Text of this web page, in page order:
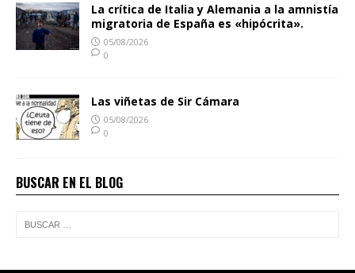
La crítica de Italia y Alemania a la amnistía
migratoria de España es «hipócrita».
05/08/2026
0
Las viñetas de Sir Cámara
05/08/2026
0
BUSCAR EN EL BLOG